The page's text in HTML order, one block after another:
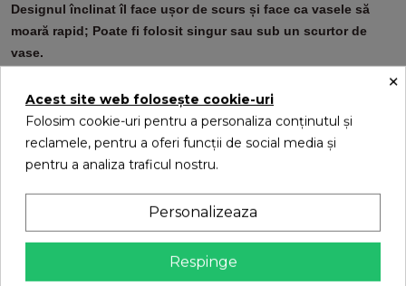
Designul înclinat îl face ușor de scurs și face ca vasele să
moară rapid; Poate fi folosit singur sau sub un scurtor de
vase.
Straturi duble - Placa de scurgere plată menține ustensilele în
poziție verticală și ajută la uscarea mai rapidă.
A doua tavă separată cu evacuarea apei colectează și scurge
surplusul de apă.
Acest produs nu poate fi folosit doar ca raft de depozitare
și vasele doar spălate, este ideal pentru scurgerea și uscarea
×
Acest site web folosește cookie-uri
Folosim cookie-uri pentru a personaliza conținutul și
reclamele, pentru a oferi funcții de social media și
pentru a analiza traficul nostru.
Personalizeaza
Respinge